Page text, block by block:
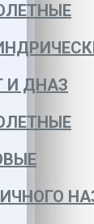
И ДНАЗ